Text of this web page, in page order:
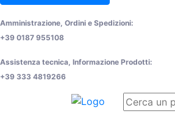
Amministrazione, Ordini e Spedizioni:
+39 0187 955108
Assistenza tecnica, Informazione Prodotti:
+39 333 4819266